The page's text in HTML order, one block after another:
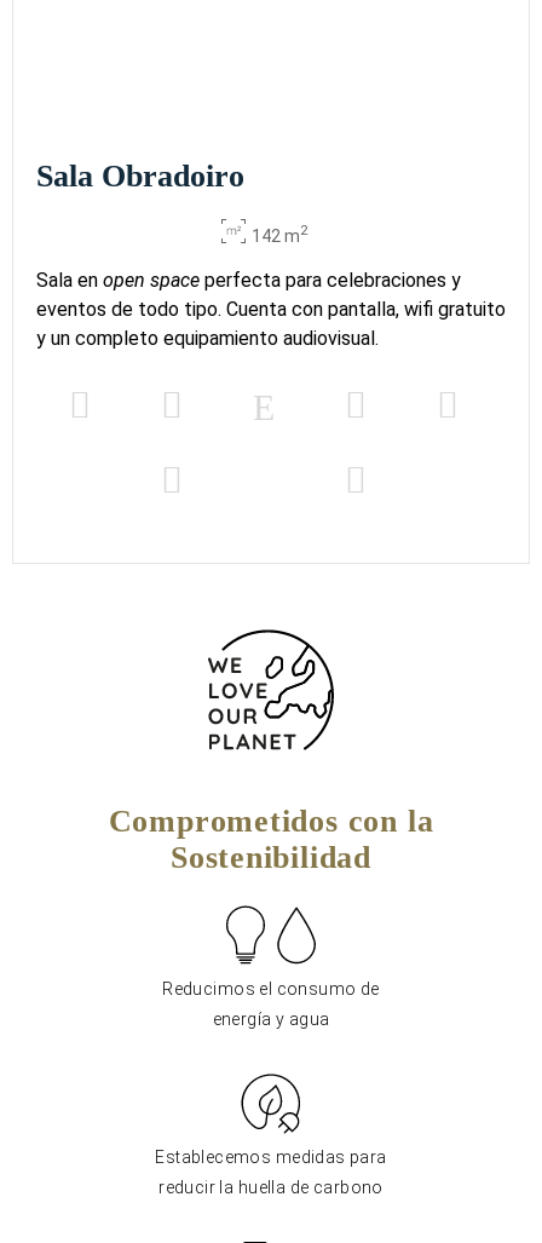
Sala Obradoiro
142 m2
Sala en open space perfecta para celebraciones y
eventos de todo tipo. Cuenta con pantalla, wifi gratuito
y un completo equipamiento audiovisual.
Comprometidos con la
Sostenibilidad
Reducimos el consumo de
energía y agua
Establecemos medidas para
reducir la huella de carbono